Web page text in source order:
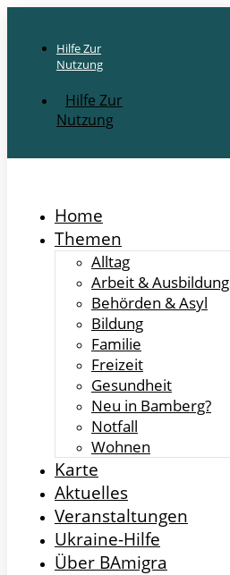
Hilfe Zur
Nutzung
Hilfe Zur
Nutzung
Home
Themen
Alltag
Arbeit & Ausbildung
Behörden & Asyl
Bildung
Familie
Freizeit
Gesundheit
Neu in Bamberg?
Notfall
Wohnen
Karte
Aktuelles
Veranstaltungen
Ukraine-Hilfe
Über BAmigra